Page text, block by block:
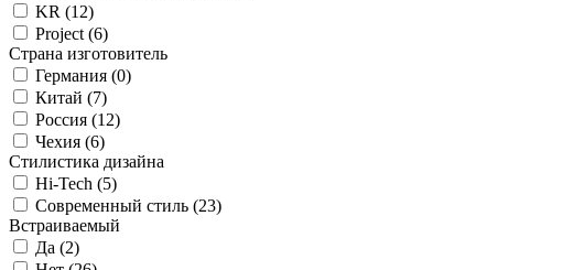
KR (12)
Project (6)
Страна изготовитель
Германия (0)
Китай (7)
Россия (12)
Чехия (6)
Стилистика дизайна
Hi-Tech (5)
Современный стиль (23)
Встраиваемый
Да (2)